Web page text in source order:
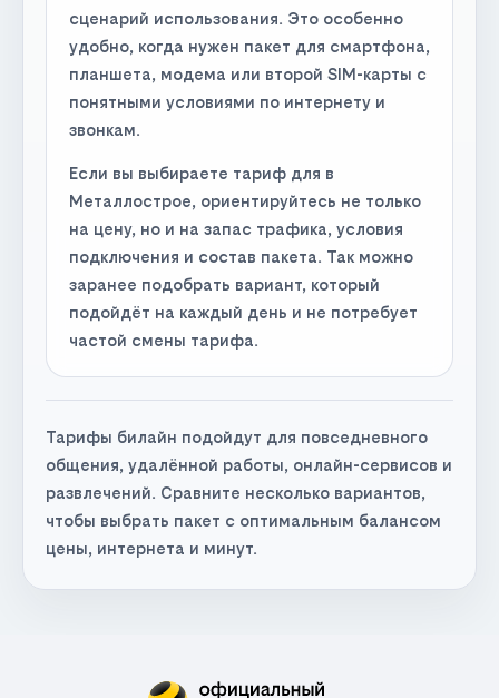
сценарий использования. Это особенно
удобно, когда нужен пакет для смартфона,
планшета, модема или второй SIM-карты с
понятными условиями по интернету и
звонкам.
Если вы выбираете тариф для в
Металлострое, ориентируйтесь не только
на цену, но и на запас трафика, условия
подключения и состав пакета. Так можно
заранее подобрать вариант, который
подойдёт на каждый день и не потребует
частой смены тарифа.
Тарифы билайн подойдут для повседневного
общения, удалённой работы, онлайн-сервисов и
развлечений. Сравните несколько вариантов,
чтобы выбрать пакет с оптимальным балансом
цены, интернета и минут.